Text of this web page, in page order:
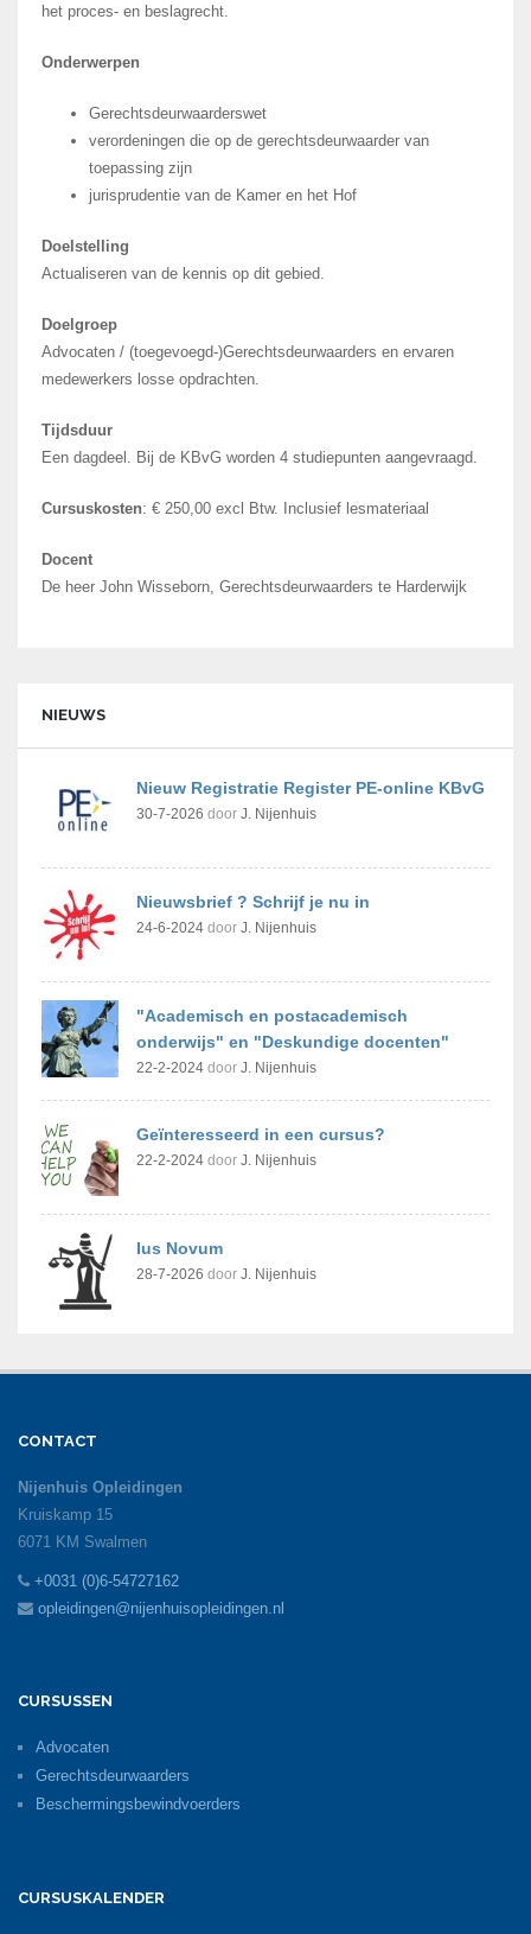
het proces- en beslagrecht.
Onderwerpen
Gerechtsdeurwaarderswet
verordeningen die op de gerechtsdeurwaarder van
toepassing zijn
jurisprudentie van de Kamer en het Hof
Doelstelling
Actualiseren van de kennis op dit gebied.
Doelgroep
Advocaten / (toegevoegd-)Gerechtsdeurwaarders en ervaren
medewerkers losse opdrachten.
Tijdsduur
Een dagdeel. Bij de KBvG worden 4 studiepunten aangevraagd.
Cursuskosten: € 250,00 excl Btw. Inclusief lesmateriaal
Docent
De heer John Wisseborn, Gerechtsdeurwaarders te Harderwijk
NIEUWS
Nieuw Registratie Register PE-online KBvG
30-7-2026 door J. Nijenhuis
Nieuwsbrief ? Schrijf je nu in
24-6-2024 door J. Nijenhuis
"Academisch en postacademisch
onderwijs" en "Deskundige docenten"
22-2-2024 door J. Nijenhuis
Geïnteresseerd in een cursus?
22-2-2024 door J. Nijenhuis
Ius Novum
28-7-2026 door J. Nijenhuis
CONTACT
Nijenhuis Opleidingen
Kruiskamp 15
6071 KM Swalmen
+0031 (0)6-54727162
opleidingen@nijenhuisopleidingen.nl
CURSUSSEN
Advocaten
Gerechtsdeurwaarders
Beschermingsbewindvoerders
CURSUSKALENDER